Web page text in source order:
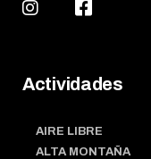
Actividades
AIRE LIBRE
ALTA MONTAÑA